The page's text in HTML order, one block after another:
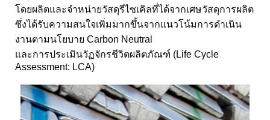
โดยผลิตและจำหน่ายวัสดุรีไซเคิลที่ได้จากเศษวัสดุการผลิต
ซึ่งได้รับความสนใจเพิ่มมากขึ้นจากแนวโน้มการดำเนิน
งานตามนโยบาย Carbon Neutral
และการประเมินวัฏจักรชีวิตผลิตภัณฑ์ (Life Cycle
Assessment: LCA)